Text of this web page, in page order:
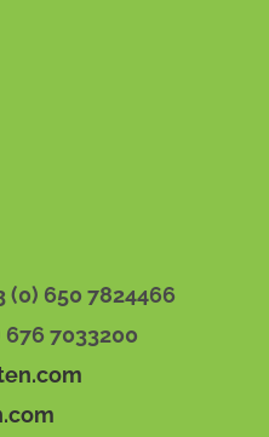
(0) 650 7824466
676 7033200